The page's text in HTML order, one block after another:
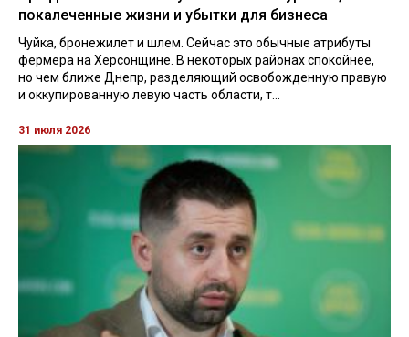
покалеченные жизни и убытки для бизнеса
Чуйка, бронежилет и шлем. Сейчас это обычные атрибуты
фермера на Херсонщине. В некоторых районах спокойнее,
но чем ближе Днепр, разделяющий освобожденную правую
и оккупированную левую часть области, т...
31 июля 2026